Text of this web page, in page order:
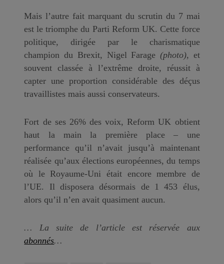
Mais l’autre fait marquant du scrutin du 7 mai
est le triomphe du Parti Reform UK. Cette force
politique, dirigée par le charismatique
champion du Brexit, Nigel Farage (photo), et
souvent classée à l’extrême droite, réussit à
capter une proportion considérable des déçus
travaillistes mais aussi conservateurs.
Fort de ses 26% des voix, Reform UK obtient
haut la main la première place – une
performance qu’il n’avait jusqu’à maintenant
réalisée qu’aux élections européennes, du temps
où le Royaume-Uni était encore membre de
l’UE. Il disposera désormais de 1 453 élus,
alors qu’il n’en avait quasiment aucun.
… La suite de l’article est réservée aux
abonnés…